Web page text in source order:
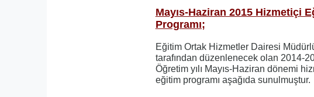
Mayıs-Haziran 2015 Hizmetiçi
Programı;
Eğitim Ortak Hizmetler Dairesi
tarafından düzenlenecek olan 2014-
Öğretim yılı Mayıs-Haziran dönemi
eğitim programı aşağıda sunulmuştur.